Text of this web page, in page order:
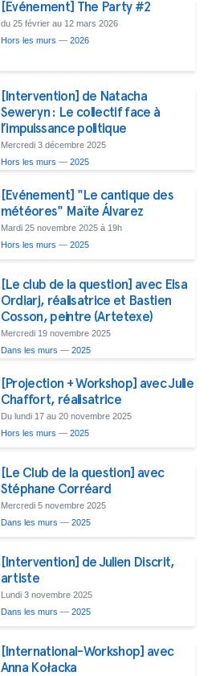
[Evénement] The Party #2
du 25 février au 12 mars 2026
Hors les murs — 2026
[Intervention] de Natacha
Seweryn : Le collectif face à
l’impuissance politique
Mercredi 3 décembre 2025
Hors les murs — 2025
[Evénement] "Le cantique des
météores" Maïte Álvarez
Mardi 25 novembre 2025 à 19h
Hors les murs — 2025
[Le club de la question] avec Elsa
Ordiarj, réalisatrice et Bastien
Cosson, peintre (Artetexe)
Mercredi 19 novembre 2025
Dans les murs — 2025
[Projection + Workshop] avec Julie
Chaffort, réalisatrice
Du lundi 17 au 20 novembre 2025
Hors les murs — 2025
[Le Club de la question] avec
Stéphane Corréard
Mercredi 5 novembre 2025
Dans les murs — 2025
[Intervention] de Julien Discrit,
artiste
Lundi 3 novembre 2025
Dans les murs — 2025
[International-Workshop] avec
Anna Kołacka